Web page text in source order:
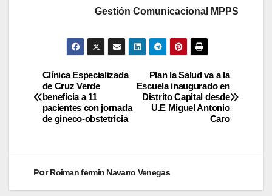
Gestión Comunicacional MPPS
Plan la Salud va a la
Escuela inaugurado en
Distrito Capital desde
U.E Miguel Antonio
Caro
Clínica Especializada
de Cruz Verde
beneficia a 11
pacientes con jornada
de gineco-obstetricia
PorRoiman fermin Navarro Venegas